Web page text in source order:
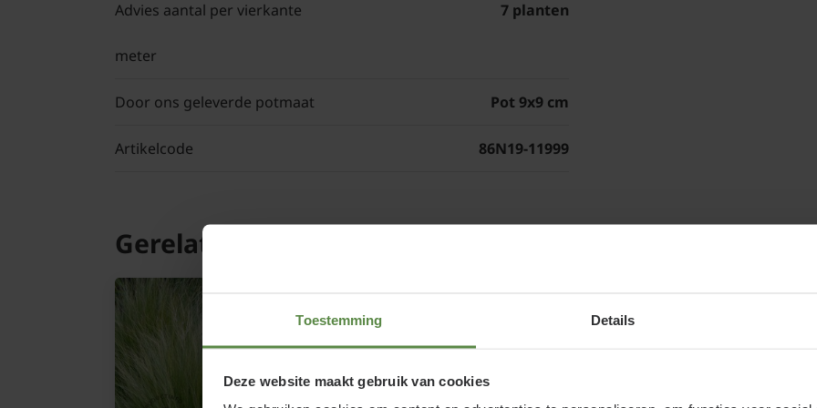
Toestemming Details
Deze website maakt gebruik van cookies
Advies aantal per vierkante
meter
7 planten
Door ons geleverde potmaat Pot 9x9 cm
Artikelcode 86N19-11999
droogtetolerantie. De
komt van de
Kenmerken
Slangenkruid
die in Nederland
stekelig behaarde
Gerelateerde producten